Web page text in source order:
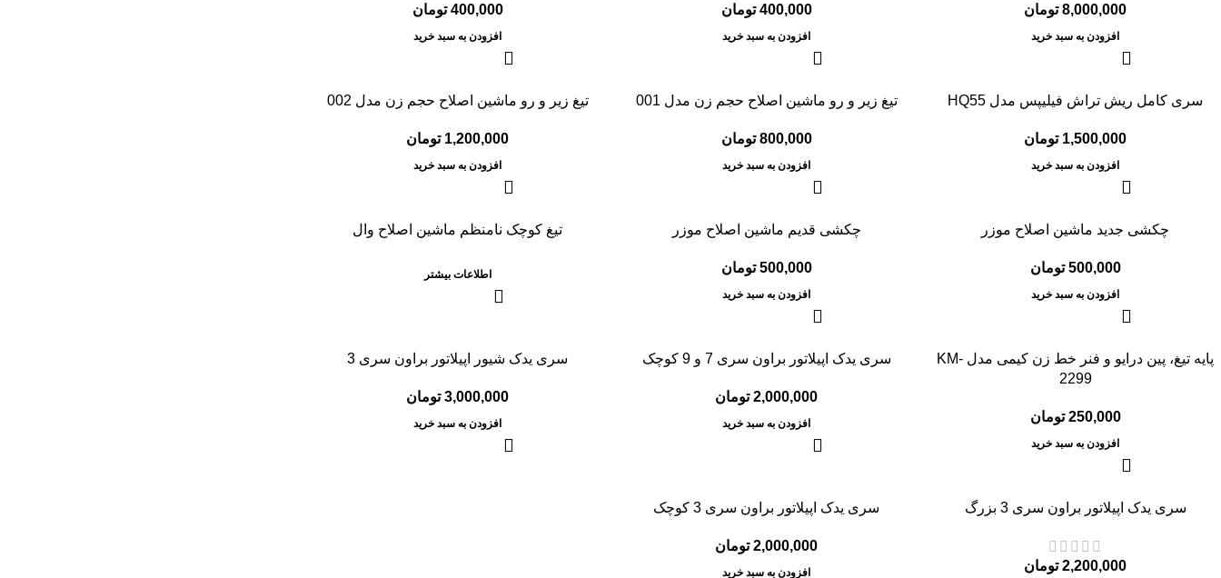
8,000,000 تومان
افزودن به سبد خرید
400,000 تومان
افزودن به سبد خرید
400,000 تومان
افزودن به سبد خرید
سری کامل ریش تراش فیلیپس مدل HQ55
1,500,000 تومان
افزودن به سبد خرید
تیغ زیر و رو ماشین اصلاح حجم زن مدل 001
800,000 تومان
افزودن به سبد خرید
تیغ زیر و رو ماشین اصلاح حجم زن مدل 002
1,200,000 تومان
افزودن به سبد خرید
چکشی جدید ماشین اصلاح موزر
500,000 تومان
افزودن به سبد خرید
چکشی قدیم ماشین اصلاح موزر
500,000 تومان
افزودن به سبد خرید
تیغ کوچک نامنظم ماشین اصلاح وال
اطلاعات بیشتر
پایه تیغ، پین درایو و فنر خط زن کیمی مدل KM-
2299
250,000 تومان
افزودن به سبد خرید
سری یدک اپیلاتور براون سری 7 و 9 کوچک
2,000,000 تومان
افزودن به سبد خرید
سری یدک شیور اپیلاتور براون سری 3
3,000,000 تومان
افزودن به سبد خرید
سری یدک اپیلاتور براون سری 3 بزرگ
2,200,000 تومان
سری یدک اپیلاتور براون سری 3 کوچک
2,000,000 تومان
افزودن به سبد خرید